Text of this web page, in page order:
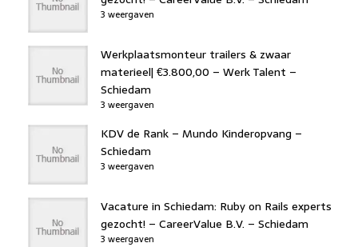
3 weergaven
Werkplaatsmonteur trailers & zwaar
materieel| €3.800,00 – Werk Talent –
Schiedam
3 weergaven
KDV de Rank – Mundo Kinderopvang –
Schiedam
3 weergaven
Vacature in Schiedam: Ruby on Rails experts
gezocht! – CareerValue B.V. – Schiedam
3 weergaven